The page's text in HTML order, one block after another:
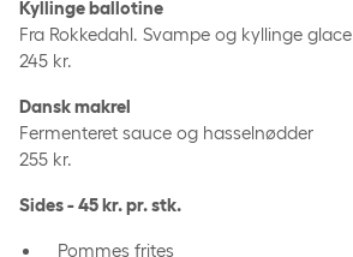
Kyllinge ballotine
Fra Rokkedahl. Svampe og kyllinge glace
245 kr.
Dansk makrel
Fermenteret sauce og hasselnødder
255 kr.
Sides - 45 kr. pr. stk.
Pommes frites